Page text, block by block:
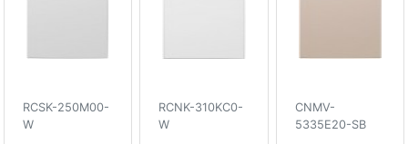
RCSK-250M00-
W
RCNK-310KC0-
W
CNMV-
5335E20-SB